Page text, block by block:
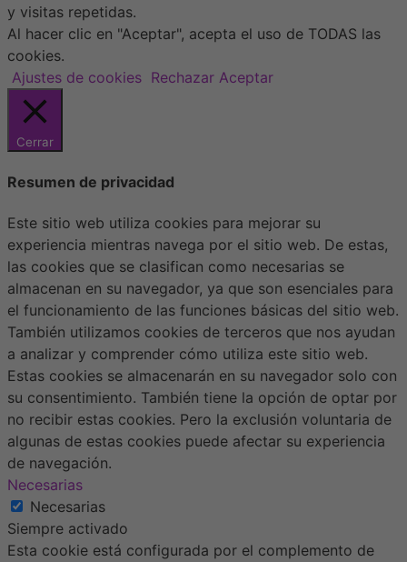
y visitas repetidas.
Al hacer clic en "Aceptar", acepta el uso de TODAS las
cookies.
Ajustes de cookies Rechazar Aceptar
Cerrar
Resumen de privacidad
Este sitio web utiliza cookies para mejorar su
experiencia mientras navega por el sitio web. De estas,
las cookies que se clasifican como necesarias se
almacenan en su navegador, ya que son esenciales para
el funcionamiento de las funciones básicas del sitio web.
También utilizamos cookies de terceros que nos ayudan
a analizar y comprender cómo utiliza este sitio web.
Estas cookies se almacenarán en su navegador solo con
su consentimiento. También tiene la opción de optar por
no recibir estas cookies. Pero la exclusión voluntaria de
algunas de estas cookies puede afectar su experiencia
de navegación.
Necesarias
Necesarias
Siempre activado
Esta cookie está configurada por el complemento de